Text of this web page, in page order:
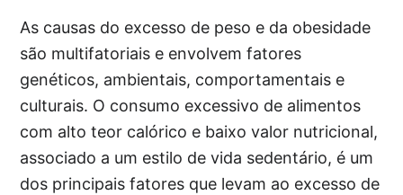
As causas do excesso de peso e da obesidade
são multifatoriais e envolvem fatores
genéticos, ambientais, comportamentais e
culturais. O consumo excessivo de alimentos
com alto teor calórico e baixo valor nutricional,
associado a um estilo de vida sedentário, é um
dos principais fatores que levam ao excesso de